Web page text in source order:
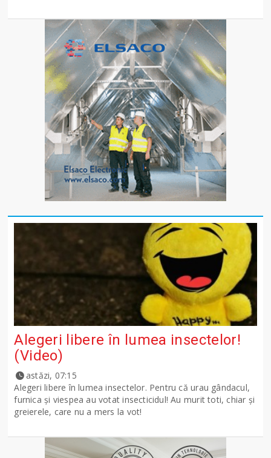
Alegeri libere în lumea insectelor!
(Video)
astăzi, 07:15
Alegeri libere în lumea insectelor. Pentru că urau gândacul,
furnica și viespea au votat insecticidul! Au murit toti, chiar și
greierele, care nu a mers la vot!